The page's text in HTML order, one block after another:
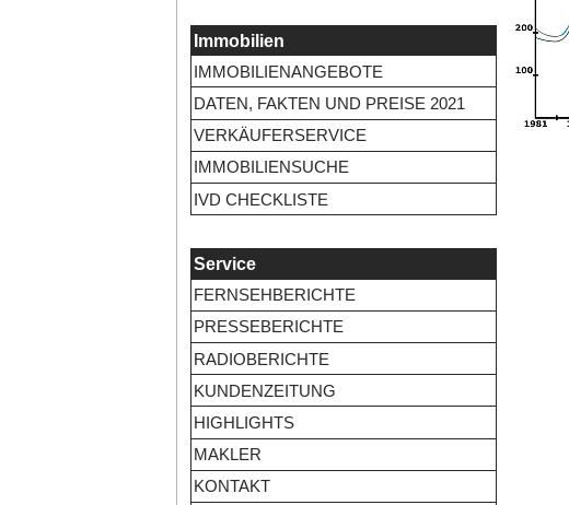
Immobilien
IMMOBILIENANGEBOTE
DATEN, FAKTEN UND PREISE 2021
VERKÄUFERSERVICE
IMMOBILIENSUCHE
IVD CHECKLISTE
Service
FERNSEHBERICHTE
PRESSEBERICHTE
RADIOBERICHTE
KUNDENZEITUNG
HIGHLIGHTS
MAKLER
KONTAKT